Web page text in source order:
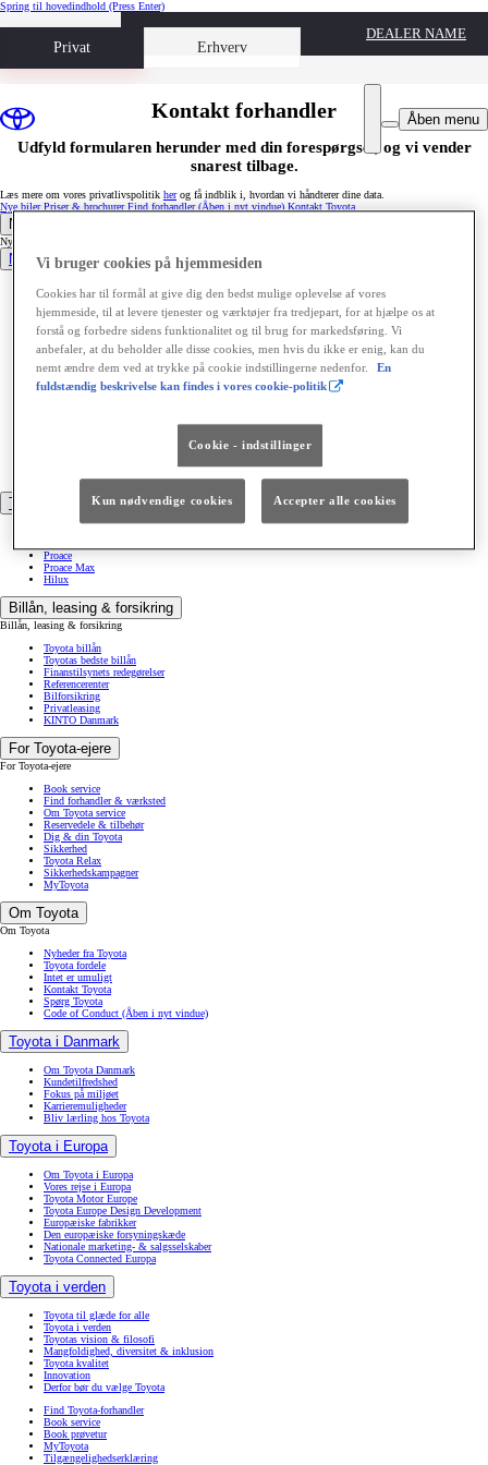
Spring til hovedindhold (Press Enter)
Privat Erhverv
Book prøvetur
DEALER NAME
Åben menu
Kontakt forhandler
Udfyld formularen herunder med din forespørgsel, og vi vender
snarest tilbage.
Læs mere om vores privatlivspolitik herog få indblik i, hvordan vi håndterer dine data.
Nye bilerPriser & brochurerFind forhandler(Åben i nyt vindue) Kontakt Toyota
Nye & brugte biler
Nye & brugte biler
Nye biler
Toyota C-HR+
Ny Urban Cruiser
Aygo X
Yaris
Yaris Cross
Land Cruiser
Proace Verso
Brugte biler
Toyota Erhverv
Proace
Proace Max
Hilux
Billån, leasing & forsikring
Billån, leasing & forsikring
Toyota billån
Toyotas bedste billån
Finanstilsynets redegørelser
Referencerenter
Bilforsikring
Privatleasing
KINTO Danmark
For Toyota-ejere
For Toyota-ejere
Book service
Find forhandler & værksted
Om Toyota service
Reservedele & tilbehør
Dig & din Toyota
Sikkerhed
Toyota Relax
Sikkerhedskampagner
MyToyota
Om Toyota
Om Toyota
Nyheder fra Toyota
Toyota fordele
Intet er umuligt
Kontakt Toyota
Spørg Toyota
Code of Conduct (Åben i nyt vindue)
Toyota i Danmark
Om Toyota Danmark
Kundetilfredshed
Fokus på miljøet
Karrieremuligheder
Bliv lærling hos Toyota
Toyota i Europa
Om Toyota i Europa
Vores rejse i Europa
Toyota Motor Europe
Toyota Europe Design Development
Europæiske fabrikker
Den europæiske forsyningskæde
Nationale marketing- & salgsselskaber
Toyota Connected Europa
Toyota i verden
Toyota til glæde for alle
Toyota i verden
Toyotas vision & filosofi
Mangfoldighed, diversitet & inklusion
Toyota kvalitet
Innovation
Derfor bør du vælge Toyota
Find Toyota-forhandler
Book service
Book prøvetur
MyToyota
Tilgængelighedserklæring
Vi bruger cookies på hjemmesiden
Cookies har til formål at give dig den bedst mulige oplevelse af vores
hjemmeside, til at levere tjenester og værktøjer fra tredjepart, for at hjælpe os at
forstå og forbedre sidens funktionalitet og til brug for markedsføring. Vi
anbefaler, at du beholder alle disse cookies, men hvis du ikke er enig, kan du
nemt ændre dem ved at trykke på cookie indstillingerne nedenfor.
En
fuldstændig beskrivelse kan findes i vores cookie-politik
Cookie - indstillinger
Kun nødvendige cookies Accepter alle cookies